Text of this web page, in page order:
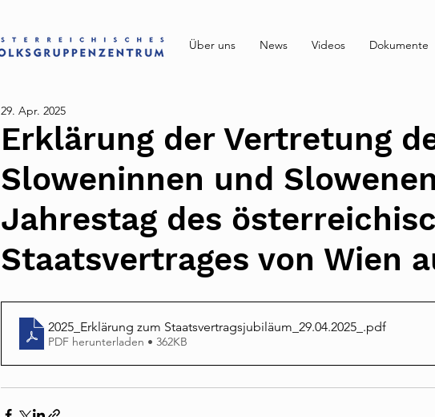
Über uns News Videos Dokumente
Erklärung der Vertretung
Sloweninnen und
Jahrestag des
Staatsvertrages von Wien
29. Apr. 2025
2025_Erklärung zum Staatsvertragsjubiläum_29.04.2025_ .pdf
PDF herunterladen • 362KB